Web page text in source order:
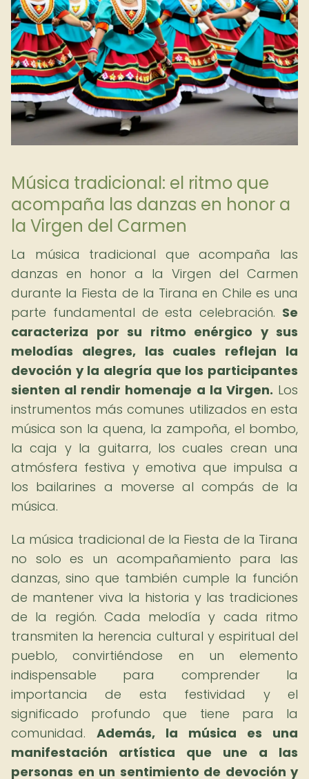
Música tradicional: el ritmo que
acompaña las danzas en honor a
la Virgen del Carmen
La música tradicional que acompaña las
danzas en honor a la Virgen del Carmen
durante la Fiesta de la Tirana en Chile es una
parte fundamental de esta celebración. Se
caracteriza por su ritmo enérgico y sus
melodías alegres, las cuales reflejan la
devoción y la alegría que los participantes
sienten al rendir homenaje a la Virgen. Los
instrumentos más comunes utilizados en esta
música son la quena, la zampoña, el bombo,
la caja y la guitarra, los cuales crean una
atmósfera festiva y emotiva que impulsa a
los bailarines a moverse al compás de la
música.
La música tradicional de la Fiesta de la Tirana
no solo es un acompañamiento para las
danzas, sino que también cumple la función
de mantener viva la historia y las tradiciones
de la región. Cada melodía y cada ritmo
transmiten la herencia cultural y espiritual del
pueblo, convirtiéndose en un elemento
indispensable para comprender la
importancia de esta festividad y el
significado profundo que tiene para la
comunidad. Además, la música es una
manifestación artística que une a las
personas en un sentimiento de devoción y